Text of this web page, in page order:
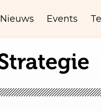
Nieuws Events